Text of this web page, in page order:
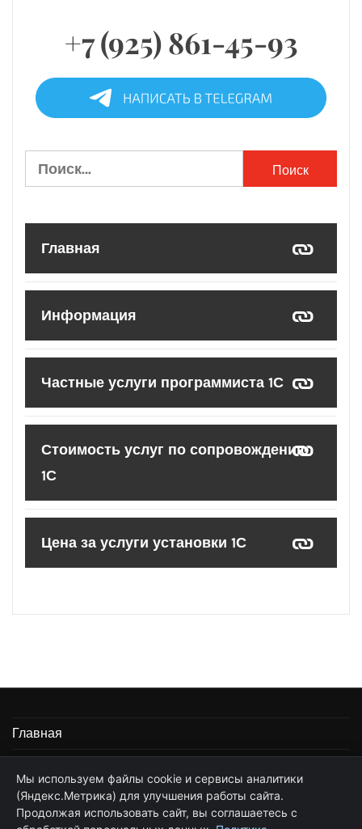
+7 (925) 861-45-93
Найти:
Главная
Информация
Частные услуги программиста 1С
Стоимость услуг по сопровождению
1С
Цена за услуги установки 1С
Главная
Частные услуги программиста 1С
Мы используем файлы cookie и сервисы аналитики
(Яндекс.Метрика) для улучшения работы сайта.
Продолжая использовать сайт, вы соглашаетесь с